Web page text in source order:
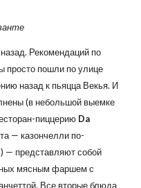
Рекомендаций по
просто пошли по улице
назад к пьяцца Векья. И
(в небольшой выемке
пиццерию Da
— казончелли по-
) — представляют собой
мясным фаршем с
Все вторые блюда